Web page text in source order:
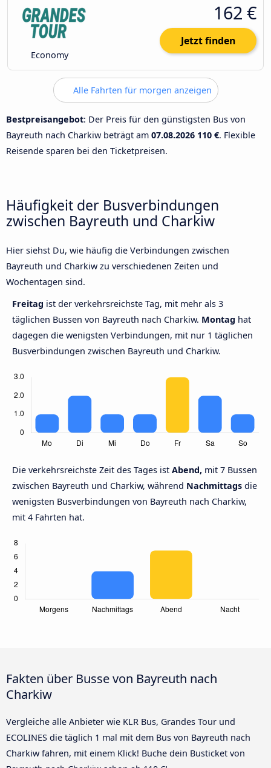
Economy
162 €
Jetzt finden
Alle Fahrten für morgen anzeigen
Bestpreisangebot: Der Preis für den günstigsten Bus von
Bayreuth nach Charkiw beträgt am 07.08.2026 110 €. Flexible
Reisende sparen bei den Ticketpreisen.
Häufigkeit der Busverbindungen
zwischen Bayreuth und Charkiw
Hier siehst Du, wie häufig die Verbindungen zwischen
Bayreuth und Charkiw zu verschiedenen Zeiten und
Wochentagen sind.
Freitag ist der verkehrsreichste Tag, mit mehr als 3
täglichen Bussen von Bayreuth nach Charkiw. Montag hat
dagegen die wenigsten Verbindungen, mit nur 1 täglichen
Busverbindungen zwischen Bayreuth und Charkiw.
Die verkehrsreichste Zeit des Tages ist Abend, mit 7 Bussen
zwischen Bayreuth und Charkiw, während Nachmittags die
wenigsten Busverbindungen von Bayreuth nach Charkiw,
mit 4 Fahrten hat.
Fakten über Busse von Bayreuth nach
Charkiw
Vergleiche alle Anbieter wie KLR Bus, Grandes Tour und
ECOLINES die täglich 1 mal mit dem Bus von Bayreuth nach
Charkiw fahren, mit einem Klick! Buche dein Busticket von